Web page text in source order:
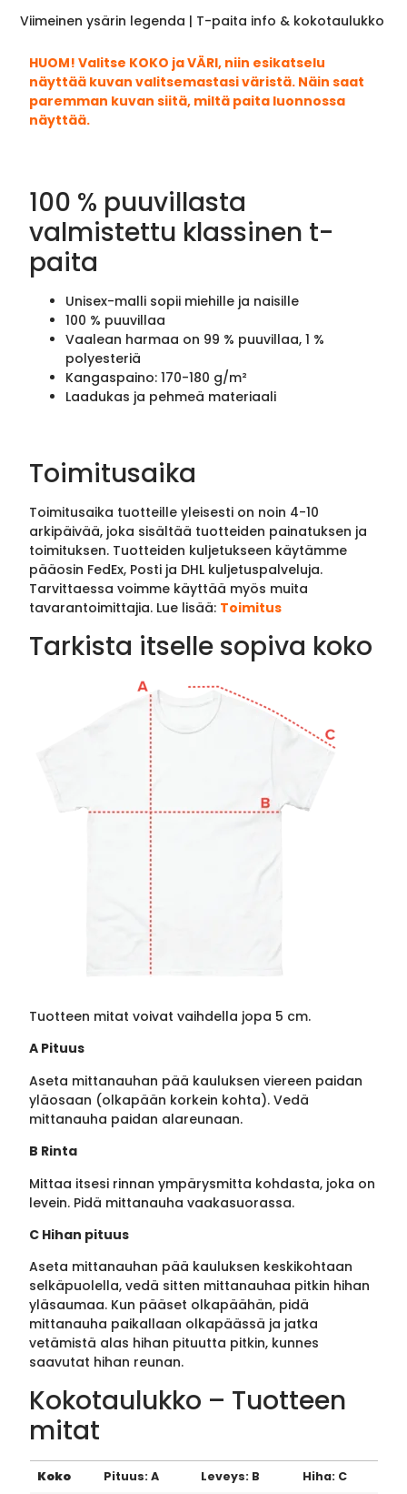
Viimeinen ysärin legenda | T-paita info & kokotaulukko
HUOM! Valitse KOKO ja VÄRI, niin esikatselu
näyttää kuvan valitsemastasi väristä. Näin saat
paremman kuvan siitä, miltä paita luonnossa
näyttää.
100 % puuvillasta
valmistettu klassinen t-
paita
Unisex-malli sopii miehille ja naisille
100 % puuvillaa
Vaalean harmaa on 99 % puuvillaa, 1 %
polyesteriä
Kangaspaino: 170-180 g/m²
Laadukas ja pehmeä materiaali
Toimitusaika
Toimitusaika tuotteille yleisesti on noin 4-10
arkipäivää, joka sisältää tuotteiden painatuksen ja
toimituksen. Tuotteiden kuljetukseen käytämme
pääosin FedEx, Posti ja DHL kuljetuspalveluja.
Tarvittaessa voimme käyttää myös muita
tavarantoimittajia. Lue lisää: Toimitus
Tarkista itselle sopiva koko
Tuotteen mitat voivat vaihdella jopa 5 cm.
A Pituus
Aseta mittanauhan pää kauluksen viereen paidan
yläosaan (olkapään korkein kohta). Vedä
mittanauha paidan alareunaan.
B Rinta
Mittaa itsesi rinnan ympärysmitta kohdasta, joka on
levein. Pidä mittanauha vaakasuorassa.
C Hihan pituus
Aseta mittanauhan pää kauluksen keskikohtaan
selkäpuolella, vedä sitten mittanauhaa pitkin hihan
yläsaumaa. Kun pääset olkapäähän, pidä
mittanauha paikallaan olkapäässä ja jatka
vetämistä alas hihan pituutta pitkin, kunnes
saavutat hihan reunan.
Kokotaulukko – Tuotteen
mitat
Koko Pituus: A Leveys: B Hiha: C